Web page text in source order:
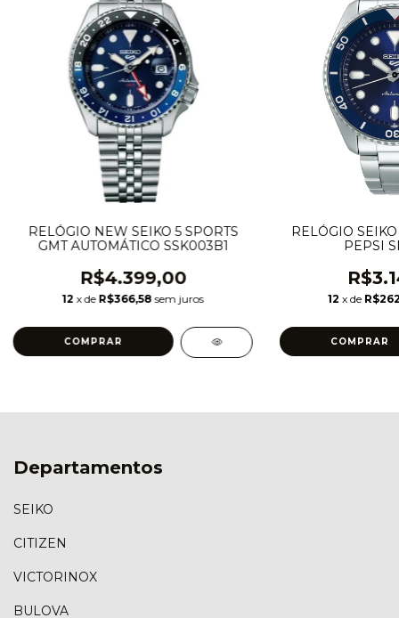
RELÓGIO NEW SEIKO 5 SPORTS
GMT AUTOMÁTICO SSK003B1
R$4.399,00
12 x de R$366,58 sem juros
RELÓGIO
PEPSI
12 x de
Departamentos
SEIKO
CITIZEN
VICTORINOX
BULOVA